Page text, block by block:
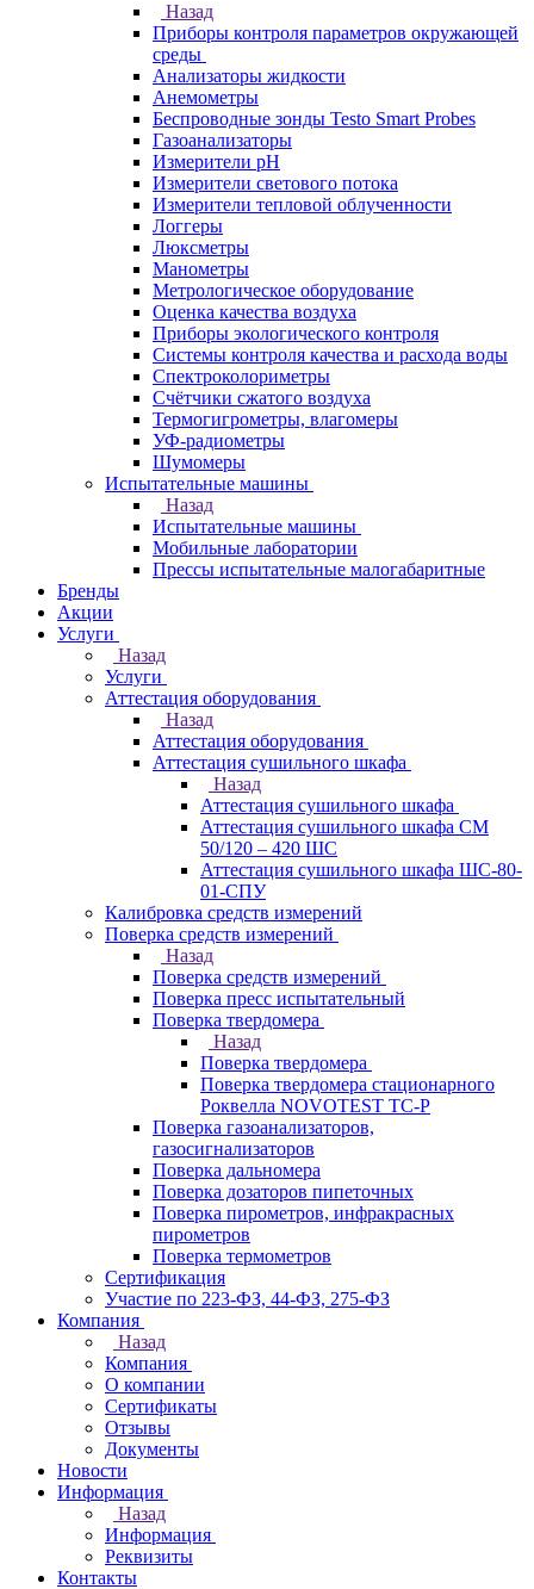
Назад
Приборы контроля параметров окружающей
среды
Анализаторы жидкости
Анемометры
Беспроводные зонды Testo Smart Probes
Газоанализаторы
Измерители pH
Измерители светового потока
Измерители тепловой облученности
Логгеры
Люксметры
Манометры
Метрологическое оборудование
Оценка качества воздуха
Приборы экологического контроля
Системы контроля качества и расхода воды
Спектроколориметры
Счётчики сжатого воздуха
Термогигрометры, влагомеры
УФ-радиометры
Шумомеры
Испытательные машины
Назад
Испытательные машины
Мобильные лаборатории
Прессы испытательные малогабаритные
Бренды
Акции
Услуги
Назад
Услуги
Аттестация оборудования
Назад
Аттестация оборудования
Аттестация сушильного шкафа
Назад
Аттестация сушильного шкафа
Аттестация сушильного шкафа СМ
50/120 – 420 ШС
Аттестация сушильного шкафа ШС-80-
01-СПУ
Калибровка средств измерений
Поверка средств измерений
Назад
Поверка средств измерений
Поверка пресс испытательный
Поверка твердомера
Назад
Поверка твердомера
Поверка твердомера стационарного
Роквелла NOVOTEST TС-Р
Поверка газоанализаторов,
газосигнализаторов
Поверка дальномера
Поверка дозаторов пипеточных
Поверка пирометров, инфракрасных
пирометров
Поверка термометров
Сертификация
Участие по 223-ФЗ, 44-ФЗ, 275-ФЗ
Компания
Назад
Компания
О компании
Сертификаты
Отзывы
Документы
Новости
Информация
Назад
Информация
Реквизиты
Контакты